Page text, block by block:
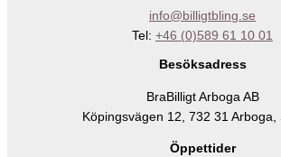
info@billigtbling.se
Tel: +46 (0)589 61 10 01
Besöksadress
BraBilligt Arboga AB
Köpingsvägen 12, 732 31 Arboga,
Öppettider